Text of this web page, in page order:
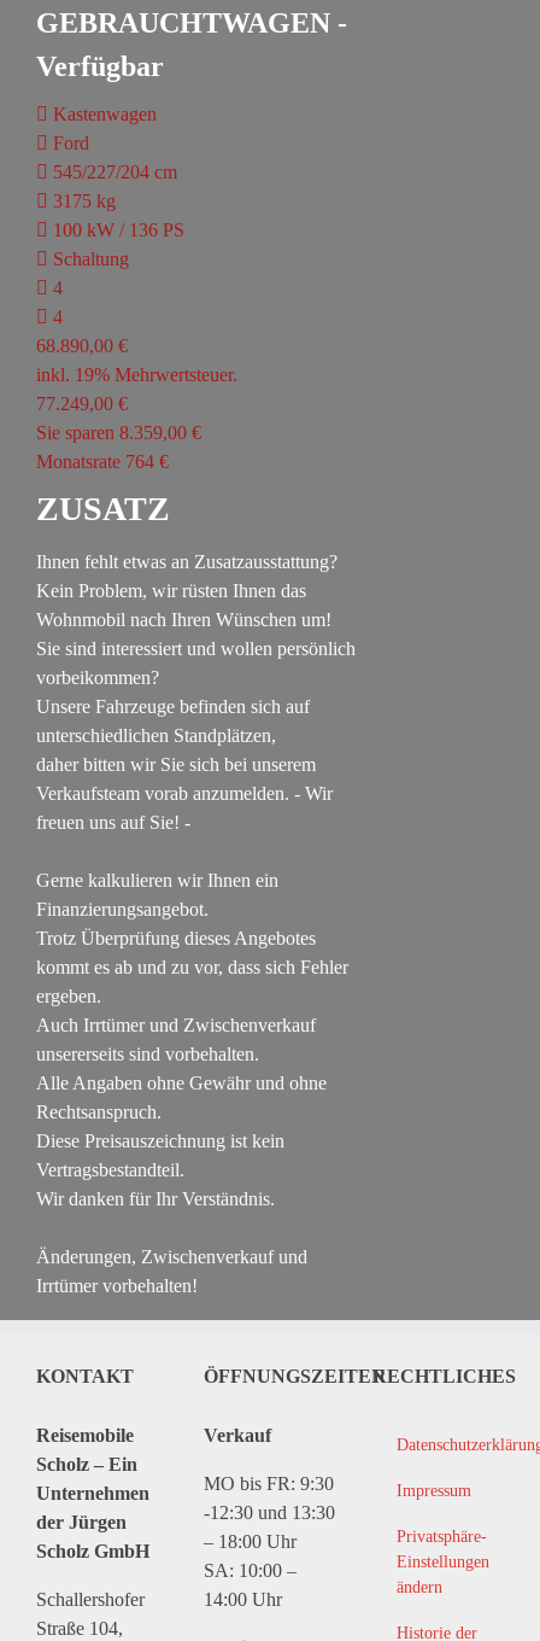
GEBRAUCHTWAGEN -
Verfügbar
Kastenwagen
Ford
545/227/204 cm
3175 kg
100 kW / 136 PS
Schaltung
4
4
68.890,00 €
inkl. 19% Mehrwertsteuer.
77.249,00 €
Sie sparen 8.359,00 €
Monatsrate 764 €
ZUSATZ
Ihnen fehlt etwas an Zusatzausstattung?
Kein Problem, wir rüsten Ihnen das
Wohnmobil nach Ihren Wünschen um!
Sie sind interessiert und wollen persönlich
vorbeikommen?
Unsere Fahrzeuge befinden sich auf
unterschiedlichen Standplätzen,
daher bitten wir Sie sich bei unserem
Verkaufsteam vorab anzumelden. - Wir
freuen uns auf Sie! -
Gerne kalkulieren wir Ihnen ein
Finanzierungsangebot.
Trotz Überprüfung dieses Angebotes
kommt es ab und zu vor, dass sich Fehler
ergeben.
Auch Irrtümer und Zwischenverkauf
unsererseits sind vorbehalten.
Alle Angaben ohne Gewähr und ohne
Rechtsanspruch.
Diese Preisauszeichnung ist kein
Vertragsbestandteil.
Wir danken für Ihr Verständnis.
Änderungen, Zwischenverkauf und
Irrtümer vorbehalten!
KONTAKT
Reisemobile
Scholz – Ein
Unternehmen
der Jürgen
Scholz GmbH
Schallershofer
Straße 104,
ÖFFNUNGSZEITEN
Verkauf
MO bis FR: 9:30
-12:30 und 13:30
– 18:00 Uhr
SA: 10:00 –
14:00 Uhr
RECHTLICHES
Impressum
Privatsphäre-
Einstellungen
ändern
Historie der